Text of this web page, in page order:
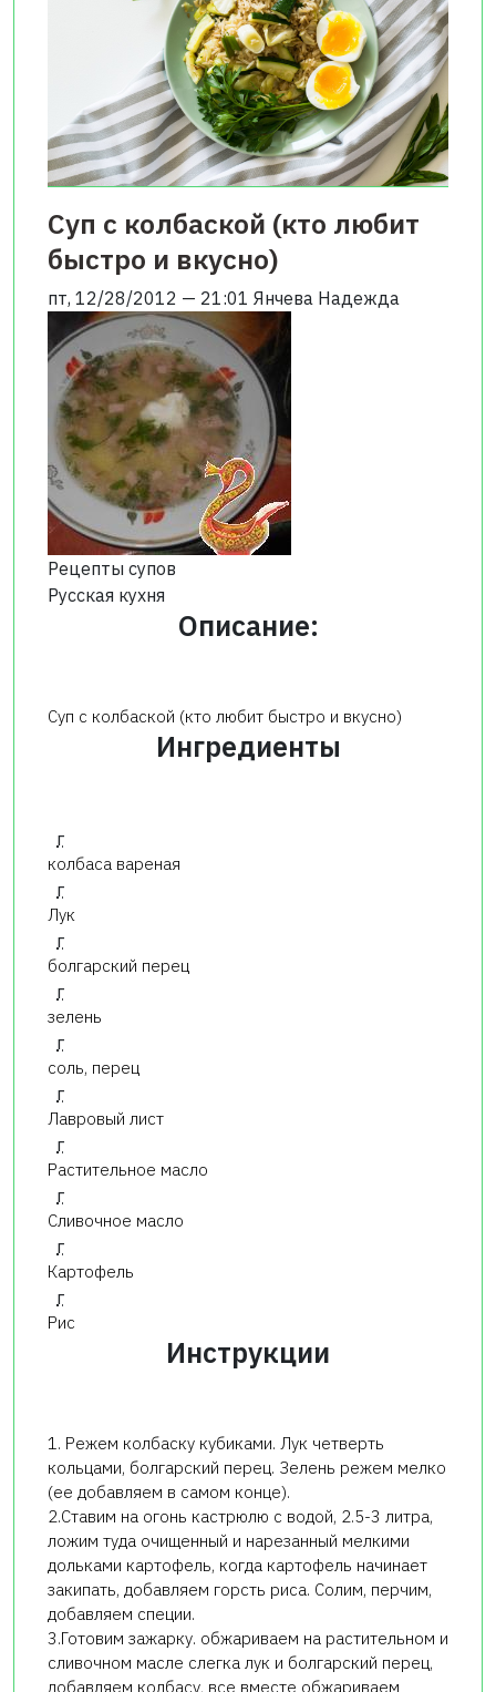
Суп с колбаской (кто любит
быстро и вкусно)
пт, 12/28/2012 — 21:01 Янчева Надежда
Рецепты супов
Русская кухня
Описание:
Суп с колбаской (кто любит быстро и вкусно)
Ингредиенты
г
колбаса вареная
г
Лук
г
болгарский перец
г
зелень
г
соль, перец
г
Лавровый лист
г
Растительное масло
г
Сливочное масло
г
Картофель
г
Рис
Инструкции
1. Режем колбаску кубиками. Лук четверть
кольцами, болгарский перец. Зелень режем мелко
(ее добавляем в самом конце).
2.Ставим на огонь кастрюлю с водой, 2.5-3 литра,
ложим туда очищенный и нарезанный мелкими
дольками картофель, когда картофель начинает
закипать, добавляем горсть риса. Солим, перчим,
добавляем специи.
3.Готовим зажарку. обжариваем на растительном и
сливочном масле слегка лук и болгарский перец,
добавляем колбасу, все вместе обжариваем